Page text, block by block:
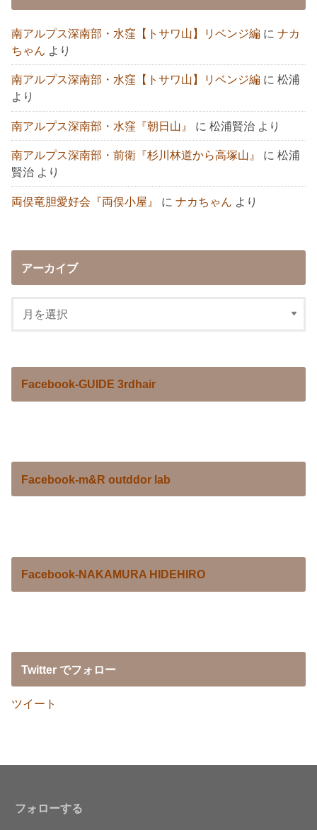
南アルプス深南部・水窪【トサワ山】リベンジ編 にナカ
ちゃん より
南アルプス深南部・水窪【トサワ山】リベンジ編 に松浦
より
南アルプス深南部・水窪『朝日山』 に松浦賢治 より
南アルプス深南部・前衛『杉川林道から高塚山』 に松浦
賢治 より
両俣竜胆愛好会『両俣小屋』 にナカちゃん より
アーカイブ
Facebook-GUIDE 3rdhair
Facebook-m&R outddor lab
Facebook-NAKAMURA HIDEHIRO
Twitter でフォロー
ツイート
フォローする